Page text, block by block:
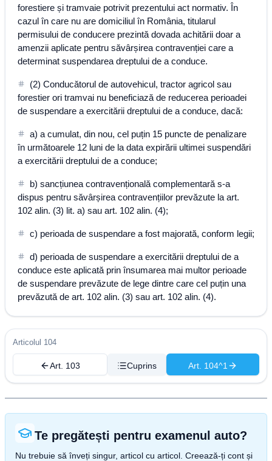
forestiere și tramvaie potrivit prezentului act normativ. În
cazul în care nu are domiciliul în România, titularul
permisului de conducere prezintă dovada achitării doar a
amenzii aplicate pentru săvârșirea contravenției care a
determinat suspendarea dreptului de a conduce.
(2) Conducătorul de autovehicul, tractor agricol sau
forestier ori tramvai nu beneficiază de reducerea perioadei
de suspendare a exercitării dreptului de a conduce, dacă:
a) a cumulat, din nou, cel puțin 15 puncte de penalizare
în următoarele 12 luni de la data expirării ultimei suspendări
a exercitării dreptului de a conduce;
b) sancțiunea contravențională complementară s-a
dispus pentru săvârșirea contravențiilor prevăzute la art.
102 alin. (3) lit. a) sau art. 102 alin. (4);
c) perioada de suspendare a fost majorată, conform legii;
d) perioada de suspendare a exercitării dreptului de a
conduce este aplicată prin însumarea mai multor perioade
de suspendare prevăzute de lege dintre care cel puțin una
prevăzută de art. 102 alin. (3) sau art. 102 alin. (4).
Articolul 104
Art. 103 Cuprins Art. 104^1
Te pregătești pentru examenul auto?
Nu trebuie să înveți singur, articol cu articol. Creează-ți cont și